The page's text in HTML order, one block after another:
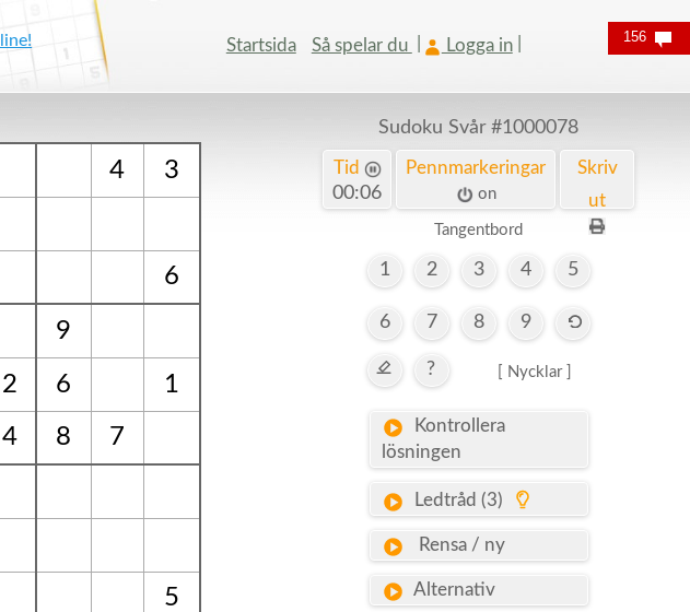
Startsida Så spelar du Logga in
4 3
6
9
2 6
1
4
8 7
5
Sudoku Svår #1000078
Tid
00:06
Pennmarkeringar
on
Skriv
ut
Tangentbord
1 2 3 4 5
6 7 8 9
? [ Nycklar ]
Kontrollera
lösningen
Ledtråd (3)
Rensa / ny
Alternativ
156